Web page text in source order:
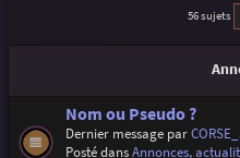
56 sujets
Nom ou Pseudo ?
Dernier message par
Posté dansAnnonces,